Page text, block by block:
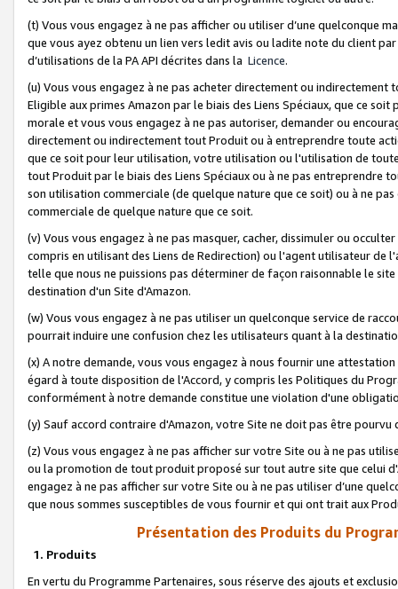
(t) Vous vous engagez à ne pas afficher ou utiliser d’une quelconque
que vous ayez obtenu un lien vers ledit avis ou ladite note du client
d’utilisations de la PA API décrites dans la Licence.
(u) Vous vous engagez à ne pas acheter directement ou
Eligible aux primes Amazon par le biais des Liens Spéciaux, que ce
morale et vous vous engagez à ne pas autoriser, demander ou
directement ou indirectement tout Produit ou à entreprendre toute
que ce soit pour leur utilisation, votre utilisation ou l'utilisation de
tout Produit par le biais des Liens Spéciaux ou à ne pas entreprendre
son utilisation commerciale (de quelque nature que ce soit) ou à ne
commerciale de quelque nature que ce soit.
(v) Vous vous engagez à ne pas masquer, cacher, dissimuler ou
compris en utilisant des Liens de Redirection) ou l'agent utilisateur
telle que nous ne puissions pas déterminer de façon raisonnable le
destination d'un Site d'Amazon.
(w) Vous vous engagez à ne pas utiliser un quelconque service de
pourrait induire une confusion chez les utilisateurs quant à la
(x) A notre demande, vous vous engagez à nous fournir une
égard à toute disposition de l'Accord, y compris les Politiques du
conformément à notre demande constitue une violation d'une
(y) Sauf accord contraire d'Amazon, votre Site ne doit pas être
(z) Vous vous engagez à ne pas afficher sur votre Site ou à ne pas
ou la promotion de tout produit proposé sur tout autre site que celui
engagez à ne pas afficher sur votre Site ou à ne pas utiliser d’une
que nous sommes susceptibles de vous fournir et qui ont trait aux
Présentation des Produits du
1. Produits
En vertu du Programme Partenaires, sous réserve des ajouts et